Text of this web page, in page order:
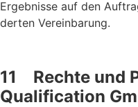
Ergebnisse auf den
derten Vereinbarung.
11 Rechte und
Qualification